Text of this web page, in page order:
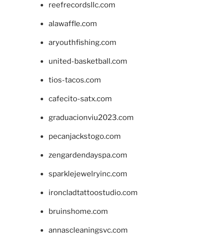
reefrecordsllc.com
alawaffle.com
aryouthfishing.com
united-basketball.com
tios-tacos.com
cafecito-satx.com
graduacionviu2023.com
pecanjackstogo.com
zengardendayspa.com
sparklejewelryinc.com
ironcladtattoostudio.com
bruinshome.com
annascleaningsvc.com